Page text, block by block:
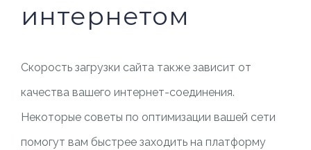
интернетом
Скорость загрузки сайта также зависит от
качества вашего интернет-соединения.
Некоторые советы по оптимизации вашей сети
помогут вам быстрее заходить на платформу